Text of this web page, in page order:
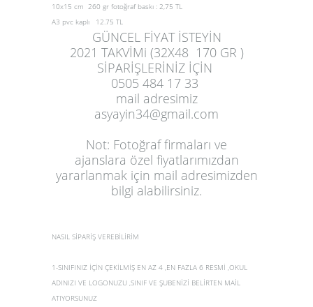
10x15 cm 260 gr fotoğraf baskı : 2,75 TL
A3 pvc kaplı 12.75 TL
GÜNCEL FİYAT İSTEYİN
2021 TAKVİMi (32X48 170 GR )
SİPARİŞLERİNİZ İÇİN
0505 484 17 33
mail adresimiz
asyayin34@gmail.com
Not: Fotoğraf firmaları ve
ajanslara özel fiyatlarımızdan
yararlanmak için mail adresimizden
bilgi alabilirsiniz.
NASIL SİPARİŞ VEREBİLİRİM
1-SINIFINIZ İÇİN ÇEKİLMİŞ EN AZ 4 ,EN FAZLA 6 RESMİ ,OKUL
ADINIZI VE LOGONUZU ,SINIF VE ŞUBENİZİ BELİRTEN MAİL
ATIYORSUNUZ